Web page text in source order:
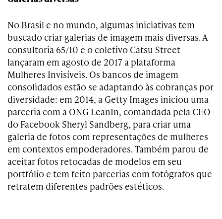
No Brasil e no mundo, algumas iniciativas tem
buscado criar galerias de imagem mais diversas. A
consultoria 65/10 e o coletivo Catsu Street
lançaram em agosto de 2017 a plataforma
Mulheres Invisíveis. Os bancos de imagem
consolidados estão se adaptando às cobranças por
diversidade: em 2014, a Getty Images iniciou uma
parceria com a ONG LeanIn, comandada pela CEO
do Facebook Sheryl Sandberg, para criar uma
galeria de fotos com representações de mulheres
em contextos empoderadores. Também parou de
aceitar fotos retocadas de modelos em seu
portfólio e tem feito parcerias com fotógrafos que
retratem diferentes padrões estéticos.